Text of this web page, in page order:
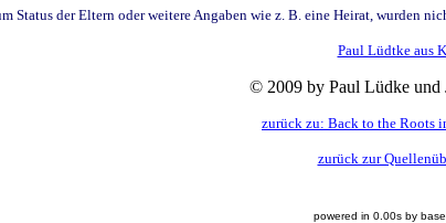
der Eltern oder weitere Angaben wie z. B. eine Heirat, wurden
Paul Lüdtke aus
© 2009 by Paul Lüdke und
zurück zu: Back to the Roots
zurück zur
powered in 0.00s by